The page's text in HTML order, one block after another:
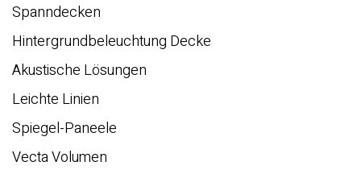
Spanndecken
Hintergrundbeleuchtung Decke
Akustische Lösungen
Leichte Linien
Spiegel-Paneele
Vecta Volumen